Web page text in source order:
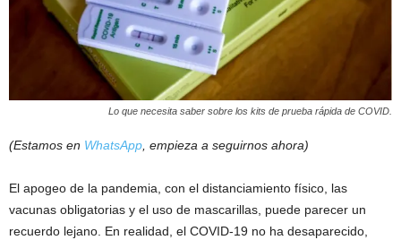
Lo que necesita saber sobre los kits de prueba rápida de COVID.
(Estamos en WhatsApp, empieza a seguirnos ahora)
El apogeo de la pandemia, con el distanciamiento físico, las
vacunas obligatorias y el uso de mascarillas, puede parecer un
recuerdo lejano. En realidad, el COVID-19 no ha desaparecido,